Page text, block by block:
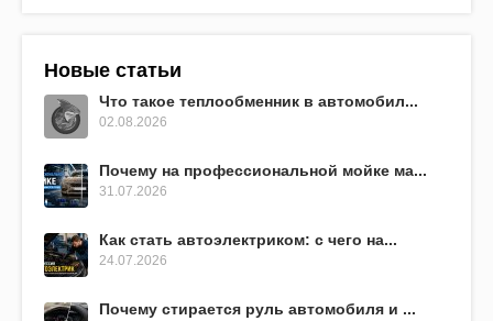
Новые статьи
Что такое теплообменник в автомобил...
02.08.2026
Почему на профессиональной мойке ма...
31.07.2026
Как стать автоэлектриком: с чего на...
24.07.2026
Почему стирается руль автомобиля и ...